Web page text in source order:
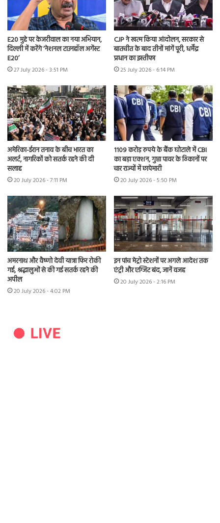
E20 मुद्दे पर केजरीवाल का नया अभियान,
दिल्ली में करेंगे ‘नेशनल टाउनहॉल अगेंस्ट
E20’
27 July 2026 - 3:51 PM
CJP ने खत्म किया आंदोलन, सरकार से
बातचीत के बाद तीनों मांगें पूरी, धर्मेंद्र
प्रधान का इस्तीफा
25 July 2026 - 6:14 PM
अमेरिका-ईरान तनाव के बीच भारत का
अलर्ट, नागरिकों को सतर्क रहने की दी
सलाह
20 July 2026 - 7:11 PM
1109 करोड़ रुपये के बैंक घोटाले में CBI
का बड़ा एक्शन, गुप्ता पावर के ठिकानों पर
चार राज्यों में छापेमारी
20 July 2026 - 5:50 PM
अमरनाथ और वैष्णो देवी यात्रा फिर रोकी
गई, श्रद्धालुओं से की गई सतर्क रहने की
अपील
20 July 2026 - 4:02 PM
इन पांच मेट्रो स्टेशनों पर अगले आदेश तक
एंट्री और एग्जिट बंद, जानें वजह
20 July 2026 - 2:16 PM